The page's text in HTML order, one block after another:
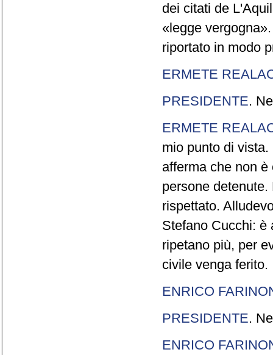
dei citati de
«legge
riportato in modo
ERMETE
PRESIDENTE.
ERMETE
mio punto di
afferma che non
persone
rispettato.
Stefano Cucchi: è
ripetano più, per
civile venga ferito.
ENRICO
PRESIDENTE.
ENRICO